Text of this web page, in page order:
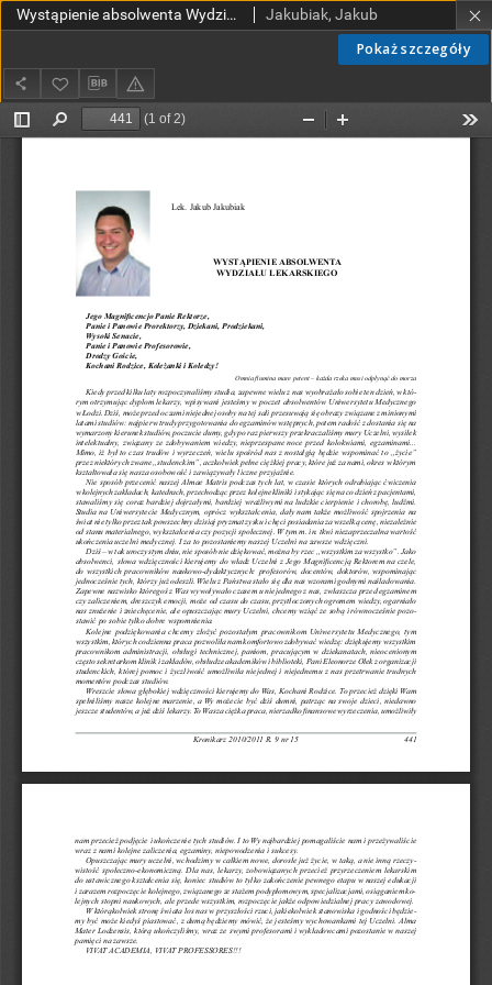
Pokaż szczegóły
Wystąpienie absolwenta Wydziału Lekarskiego Jakubiak, Jakub